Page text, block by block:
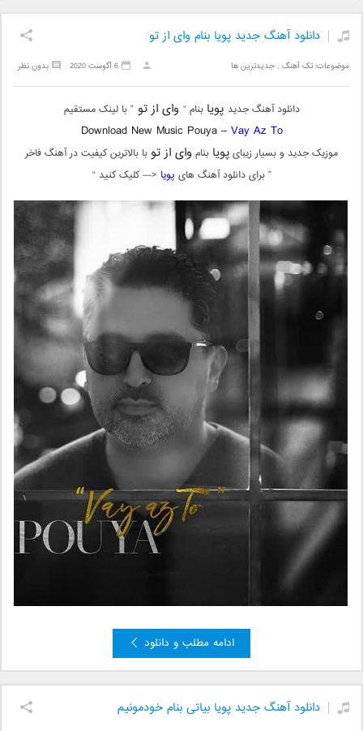
دانلود آهنگ جدید پویا بنام وای از تو
موضوعات:تک آهنگ ,جدیدترین ها بدون نظر 6 آگوست 2020
دانلود آهنگ جدید پویا بنام “ وای از تو” با لینک مستقیم
Download New Music Pouya –Vay Az To
موزیک جدید و بسیار زیبایپویا بنام وای از توبا بالاترین کیفیت در آهنگ فاخر
” برای دانلود آهنگ های پویا <— کلیک کنید “
ادامه مطلب و دانلود
دانلود آهنگ جدید پویا بیاتی بنام خودمونیم